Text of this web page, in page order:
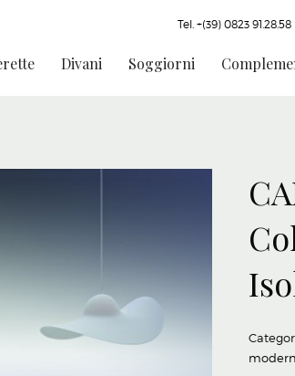
Tel. +(39) 0823 91.28.58
Divani Soggiorni